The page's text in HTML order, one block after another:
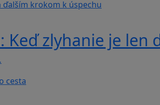
Keď zlyhanie je